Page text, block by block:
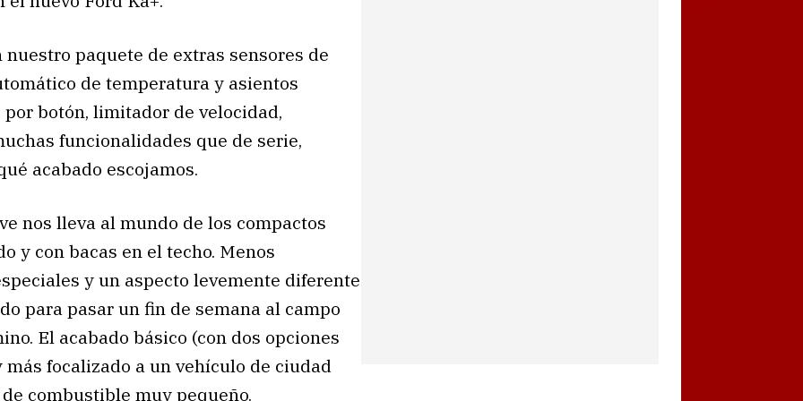
paquete de extras sensores de
de temperatura y asientos
botón, limitador de velocidad,
funcionalidades que de serie,
acabado escojamos.
nos lleva al mundo de los compactos
y con bacas en el techo. Menos
y un aspecto levemente diferente
para pasar un fin de semana al campo
El acabado básico (con dos opciones
focalizado a un vehículo de ciudad
combustible muy pequeño.